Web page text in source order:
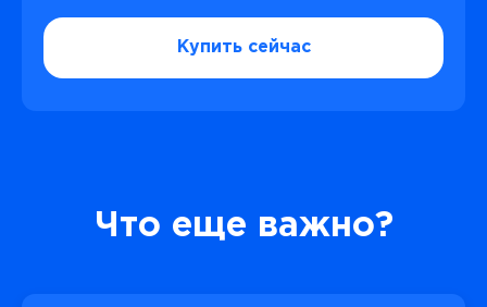
Купить сейчас
Что еще важно?